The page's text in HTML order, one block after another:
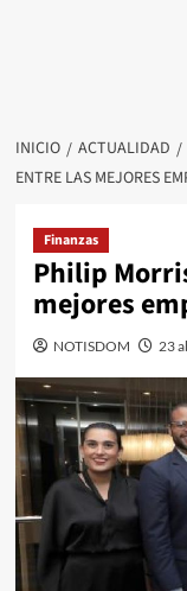
INICIO ACTUALIDAD
ENTRE LAS MEJORES
Finanzas
Philip
mejores
NOTISDOM 23